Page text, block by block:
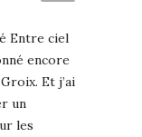
Entre ciel
encore
Et j’ai
un
les